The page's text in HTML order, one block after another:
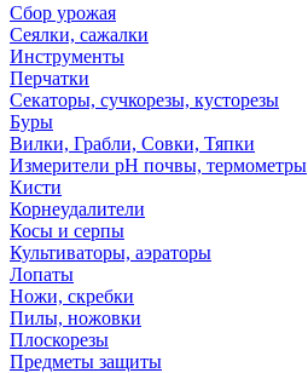
Сбор урожая
Сеялки, сажалки
Инструменты
Перчатки
Секаторы, сучкорезы, кусторезы
Буры
Вилки, Грабли, Совки, Тяпки
Измерители pH почвы, термометры
Кисти
Корнеудалители
Косы и серпы
Культиваторы, аэраторы
Лопаты
Ножи, скребки
Пилы, ножовки
Плоскорезы
Предметы защиты